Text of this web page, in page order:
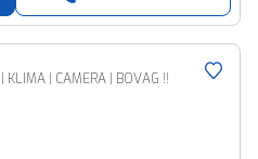
| CAMERA | BOVAG !!